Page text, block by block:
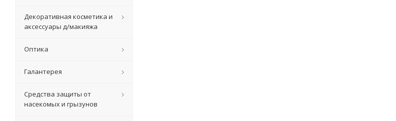
Декоративная косметика и
аксессуары д/макияжа
Оптика
Галантерея
Средства защиты от
насекомых и грызунов